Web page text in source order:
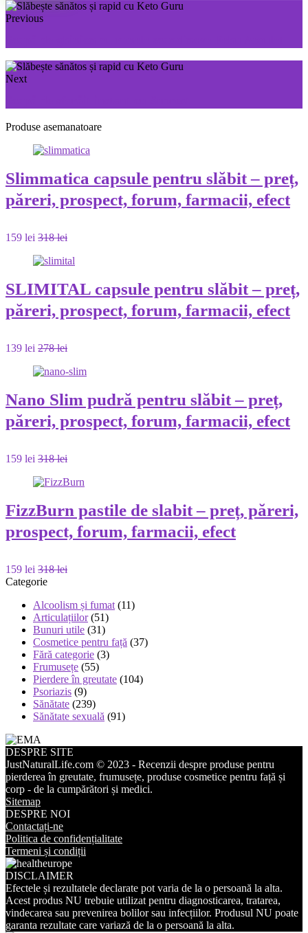
Previous
Next
Produse asemanatoare
Slimmatica capsule pentru slăbit – preț,
păreri, prospect, forum, farmacii, efect
159 lei 318 lei
SLIMITAL capsule pentru slăbit – preț,
păreri, prospect, forum, farmacii, efect
139 lei 278 lei
Nano Slim pudră pentru slăbit – preț,
păreri, prospect, forum, farmacii, efect
159 lei 318 lei
FizzBurn pastile de slabit – preț, păreri,
prospect, forum, farmacii, efect
159 lei 318 lei
Categorie
Alcoolism și fumat (11)
Articulațiilor(51)
Bunuri utile (31)
Cosmetice pentru față (37)
Fără categorie (3)
Frumusețe (55)
Pierdere în greutate (104)
Psoriazis (9)
Sănătate (239)
Sănătate sexuală (91)
DESPRE SITE
JustNaturalLife.com © 2023 - Recenzii despre produse pentru
pierderea în greutate, frumusețe, produse cosmetice pentru față și
corp - de la cumpărători și medici.
Sitemap
DESPRE NOI
Contactați-ne
Politica de confidențialitate
Termeni și condiții
DISCLAIMER
Efectele și rezultatele declarate pot varia de la o persoană la alta.
Acest produs NU trebuie utilizat pentru diagnosticarea, tratarea,
vindecarea sau prevenirea bolilor sau infecțiilor. Produsul NU poate
garanta rezultate care variază de la o persoană la alta.